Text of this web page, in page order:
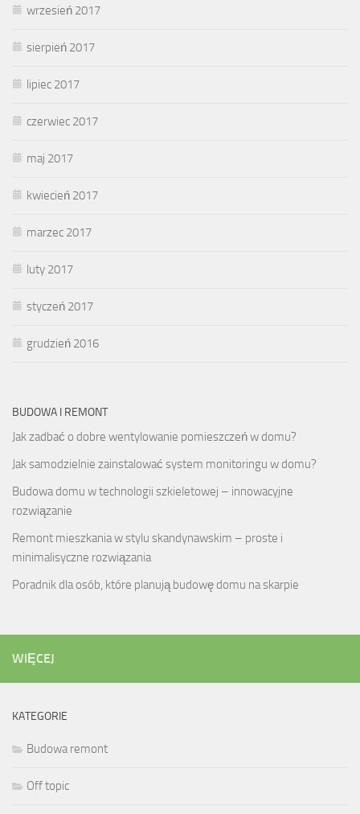
wrzesień 2017
sierpień 2017
lipiec 2017
czerwiec 2017
maj 2017
kwiecień 2017
marzec 2017
luty 2017
styczeń 2017
grudzień 2016
BUDOWA I REMONT
Jak zadbać o dobre wentylowanie pomieszczeń w domu?
Jak samodzielnie zainstalować system monitoringu w domu?
Budowa domu w technologii szkieletowej – innowacyjne
rozwiązanie
Remont mieszkania w stylu skandynawskim – proste i
minimalisyczne rozwiązania
Poradnik dla osób, które planują budowę domu na skarpie
WIĘCEJ
KATEGORIE
Budowa remont
Off topic